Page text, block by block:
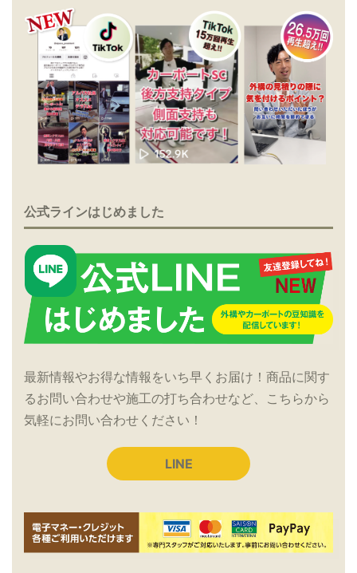
公式ラインはじめました
最新情報やお得な情報をいち早くお届け！商品に関す
るお問い合わせや施工の打ち合わせなど、こちらから
気軽にお問い合わせください！
LINE